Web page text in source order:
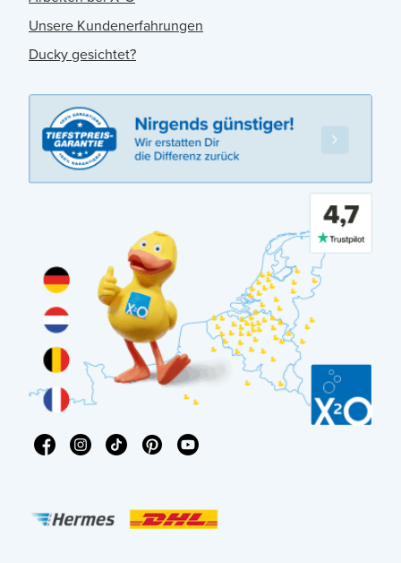
Unsere Kundenerfahrungen
Ducky gesichtet?